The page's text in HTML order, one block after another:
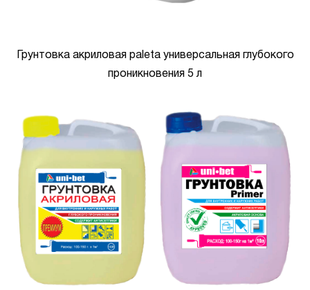
Грунтовка акриловая paleta универсальная глубокого
проникновения 5 л